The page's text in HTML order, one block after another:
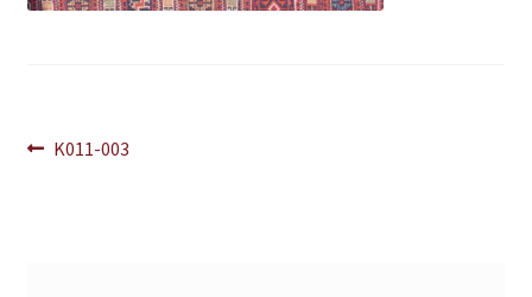
Navegación
Anterior:
K011-003